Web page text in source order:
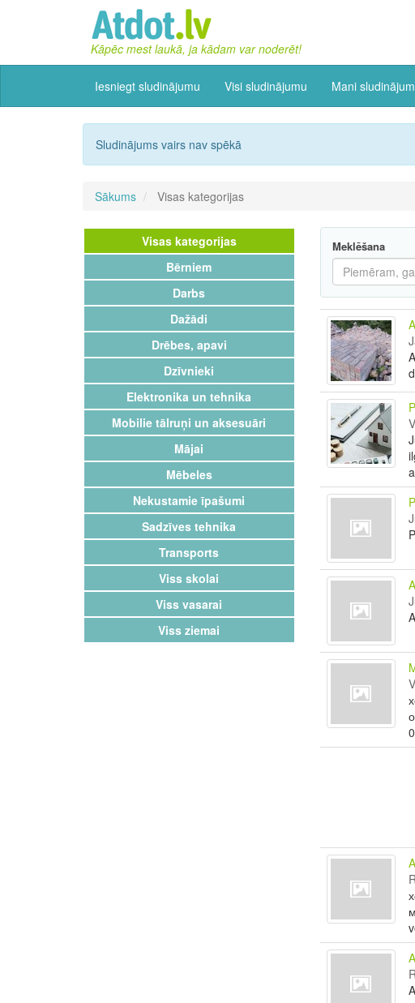
Kāpēc mest laukā, ja kādam var noderēt!
Iesniegt sludinājumu Visi sludinājumu Mani
Sludinājums vairs nav spēkā
Sākums Visas kategorijas
Visas kategorijas
Bērniem
Darbs
Dažādi
Drēbes, apavi
Dzīvnieki
Elektronika un tehnika
Mobilie tālruņi un aksesuāri
Mājai
Mēbeles
Nekustamie īpašumi
Sadzīves tehnika
Transports
Viss skolai
Viss vasarai
Viss ziemai
Meklēšana